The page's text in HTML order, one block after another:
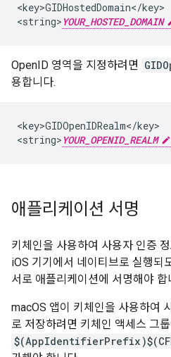
<key>GIDHostedDomain</key>
<string> YOUR_HOSTED_DOMAIN
OpenID 영역을 지정하려면
용합니다.
<key>GIDOpenIDRealm</key>
<string> YOUR_OPENID_REALM
애플리케이션 서명
키체인을 사용하여 사용자 인증
iOS 기기에서 네이티브로 실행되
서로 애플리케이션에 서명해야 합
macOS 앱이 키체인을 사용하여
로 저장하려면 키체인 액세스 그룹